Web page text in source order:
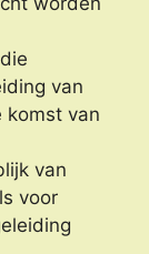
van
komst van
van
voor